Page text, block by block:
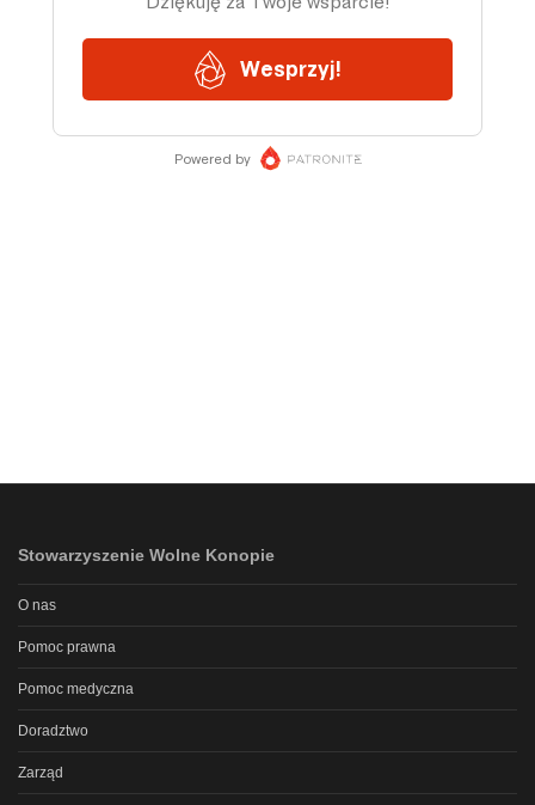
Stowarzyszenie Wolne Konopie
O nas
Pomoc prawna
Pomoc medyczna
Doradztwo
Zarząd